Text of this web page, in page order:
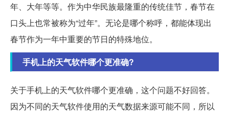
年、大年等等。作为中华民族最隆重的传统佳节，春节在
口头上也常被称为“过年”。无论是哪个称呼，都能体现出
春节作为一年中重要的节日的特殊地位。
手机上的天气软件哪个更准确?
关于手机上的天气软件哪个更准确，这个问题不好回答。
因为不同的天气软件使用的天气数据来源可能不同，所以